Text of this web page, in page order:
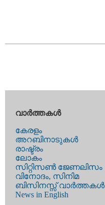
വാര്‍ത്തകള്‍
കേരളം
അറബിനാടുകള്‍
രാഷ്ട്രം
ലോകം
സിറ്റിസണ്‍ ജേണലിസം
വിനോദം, സിനിമ
ബിസിനസ്സ് വാര്‍ത്തകള്‍
News in English